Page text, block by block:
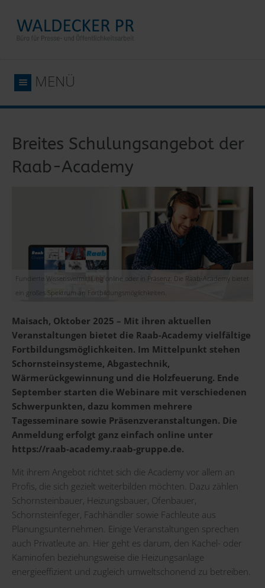
MENÜ
Breites Schulungsangebot der
Raab-Academy
Fundierte Wissensvermittlung online oder in Präsenz: Die Raab-Academy bietet
ein großes Spektrum an Fortbildungsmöglichkeiten.
Maisach, Oktober 2025 – Mit ihren aktuellen
Veranstaltungen bietet die Raab-Academy vielfältige
Fortbildungsmöglichkeiten. Im Mittelpunkt stehen
Schornsteinsysteme, Abgastechnik,
Wärmerückgewinnung und die Holzfeuerung. Ende
September starten die Webinare mit verschiedenen
Schwerpunkten, dazu kommen mehrere
Tagesseminare sowie Präsenzveranstaltungen. Die
Anmeldung erfolgt ganz einfach online unter
https://raab-academy.raab-gruppe.de.
Mit ihrem Angebot richtet sich die Academy vor allem an
Profis, die sich gezielt weiterbilden möchten. Dazu zählen
Schornsteinbauer, Heizungsbauer, Ofenbauer,
Schornsteinfeger, Fachhändler sowie Fachleute aus
Planungsunternehmen. Einige Veranstaltungen sprechen
auch Privatleute an. Hier geht es darum, den Kachel- oder
Kaminofen beziehungsweise die Heizungsanlage
energieeffizient und zugleich umweltschonend zu betreiben.